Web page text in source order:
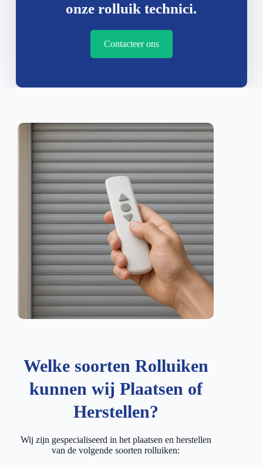
onze rolluik technici.
Contacteer ons
Welke soorten Rolluiken
kunnen wij Plaatsen of
Herstellen?
Wij zijn gespecialiseerd in het plaatsen en herstellen
van de volgende soorten rolluiken: